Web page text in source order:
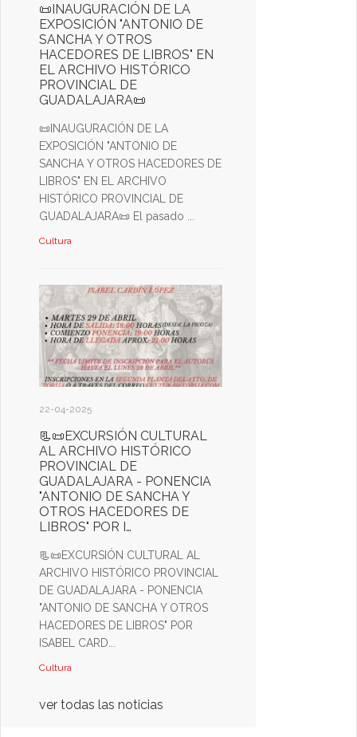
📜INAUGURACIÓN DE LA
EXPOSICIÓN "ANTONIO DE
SANCHA Y OTROS
HACEDORES DE LIBROS" EN
EL ARCHIVO HISTÓRICO
PROVINCIAL DE
GUADALAJARA📜
📜INAUGURACIÓN DE LA
EXPOSICIÓN "ANTONIO DE
SANCHA Y OTROS HACEDORES DE
LIBROS" EN EL ARCHIVO
HISTÓRICO PROVINCIAL DE
GUADALAJARA📜 El pasado ...
Cultura
22-04-2025
📃📜EXCURSIÓN CULTURAL
AL ARCHIVO HISTÓRICO
PROVINCIAL DE
GUADALAJARA - PONENCIA
"ANTONIO DE SANCHA Y
OTROS HACEDORES DE
LIBROS" POR I…
📃📜EXCURSIÓN CULTURAL AL
ARCHIVO HISTÓRICO PROVINCIAL
DE GUADALAJARA - PONENCIA
"ANTONIO DE SANCHA Y OTROS
HACEDORES DE LIBROS" POR
ISABEL CARD...
Cultura
ver todas las noticias